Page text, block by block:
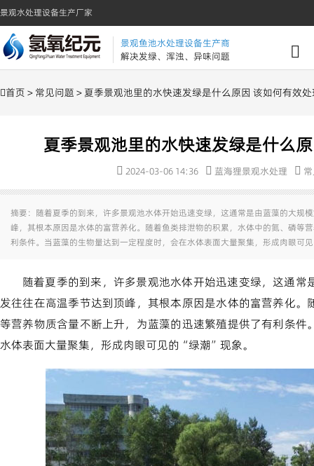
景观水处理设备生产厂家
景观鱼池水处理设备生产商
解决发绿、浑浊、异味问题
首页 > 常见问题 > 夏季景观池里的水快速发绿是什么原因 该如何有效
夏季景观池里的水快速发绿是什么
2024-03-06 14:36 蓝海狸景观水处理
摘要：随着夏季的到来，许多景观池水体开始迅速变绿，这通常是由蓝藻的大规
峰，其根本原因是水体的富营养化。随着鱼类排泄物的积累，水体中的氮、磷等
利条件。当蓝藻的生物量达到一定程度时，会在水体表面大量聚集，形成肉眼可
随着夏季的到来，许多景观池水体开始迅速变绿，这通
发往往在高温季节达到顶峰，其根本原因是水体的富营养化
等营养物质含量不断上升，为蓝藻的迅速繁殖提供了有利条
水体表面大量聚集，形成肉眼可见的“绿潮”现象。